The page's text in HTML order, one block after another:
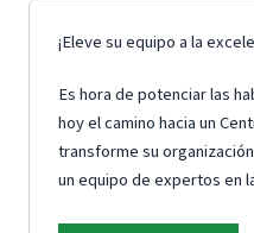
¡Eleve su equipo a la
Es hora de potenciar las
hoy el camino hacia un
transforme su
un equipo de expertos en